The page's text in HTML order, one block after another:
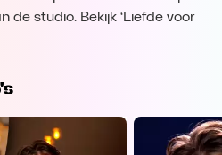
de studio. Bekijk ‘Liefde voor